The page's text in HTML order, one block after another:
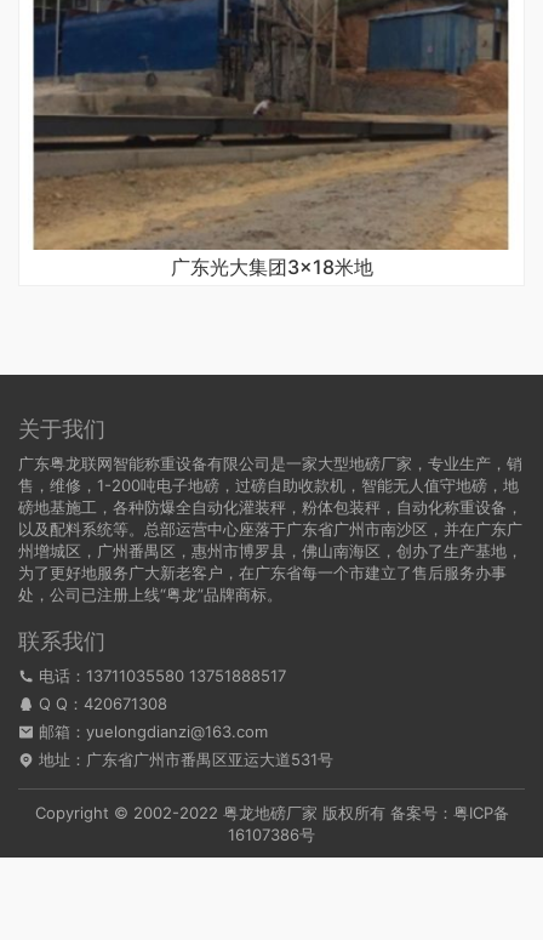
广东光大集团3×18米地
关于我们
广东粤龙联网智能称重设备有限公司是一家大型地磅厂家，专业生产，销
售，维修，1-200吨电子地磅，过磅自助收款机，智能无人值守地磅，地
磅地基施工，各种防爆全自动化灌装秤，粉体包装秤，自动化称重设备，
以及配料系统等。总部运营中心座落于广东省广州市南沙区，并在广东广
州增城区，广州番禺区，惠州市博罗县，佛山南海区，创办了生产基地，
为了更好地服务广大新老客户，在广东省每一个市建立了售后服务办事
处，公司已注册上线“粤龙”品牌商标。
联系我们
电话：13711035580 13751888517
Q Q： 420671308
邮箱：yuelongdianzi@163.com
地址：广东省广州市番禺区亚运大道531号
Copyright © 2002-2022 粤龙地磅厂家 版权所有 备案号： 粤ICP备
16107386号